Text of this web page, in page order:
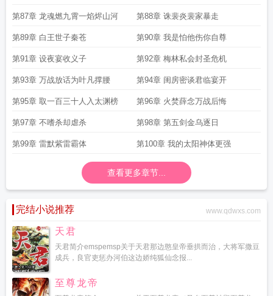
第87章 龙魂燃九霄一焰烬山河 第88章 诛裴炎裴家暴走
第89章 白王世子秦苍 第90章 我是怕他伤你自尊
第91章 设夜宴收义子 第92章 梅林私会封圣危机
第93章 万战放话为叶凡撑腰 第94章 闺房密谈君临宴开
第95章 取一百三十人入太渊榜 第96章 火焚薛念万战后悔
第97章 不嗜杀却虐杀 第98章 第五剑金乌逐日
第99章 雷默紫雷霸体 第100章 我的太阳神体更强
查看更多章节...
完结小说推荐 www.qdwxs.com
天君
天君简介emspemsp关于天君那边憨皇帝垂拱而治，大将军撒豆
成兵，良官吏惩办河伯这边娇纯狐仙念报...
至尊龙帝